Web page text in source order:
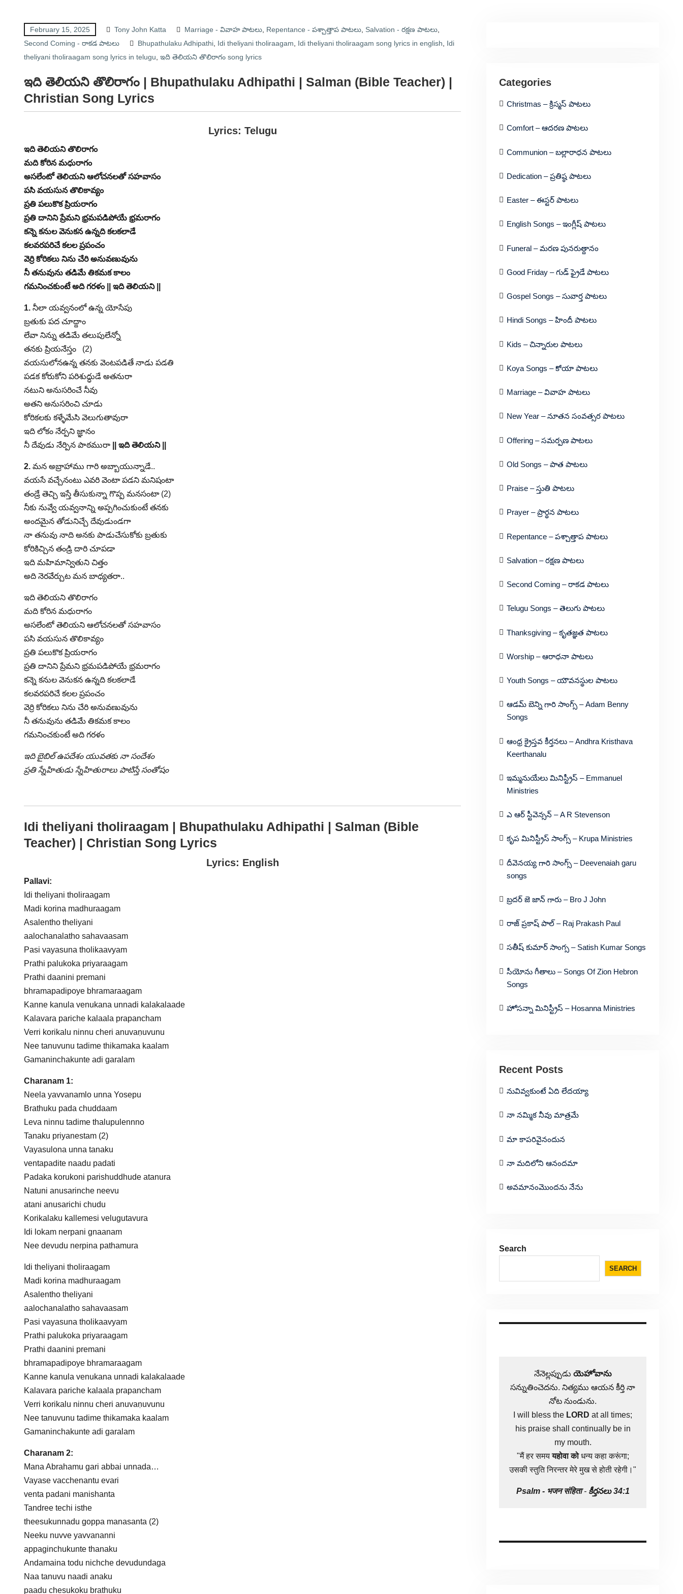
February 15, 2025 Tony John Katta Marriage - వివాహ పాటలు Repentance - పశ్చాత్తాప పాటలు Salvation - రక్షణ పాటలు
Second Coming - రాకడ పాటలు
Bhupathulaku Adhipathi Idi theliyani tholiraagam Idi theliyani tholiraagam song lyrics in english
Idi
theliyani tholiraagam song lyrics in telugu ఇది తెలియని తొలిరాగం song lyrics
ఇది తెలియని తొలిరాగం | Bhupathulaku Adhipathi | Salman (Bible Teacher) |
Christian Song Lyrics
Lyrics: Telugu
ఇది తెలియని తొలిరాగం
మది కోరిన మధురాగం
అసలేంటో తెలియని ఆలోచనలతో సహవాసం
పసి వయసున తొలికావ్యం
ప్రతి పలుకొక ప్రియరాగం
ప్రతి దానిని ప్రేమని భ్రమపడిపోయే భ్రమరాగం
కన్నె కనుల వెనుకన ఉన్నది కలకలాడే
కలవరపరిచే కలల ప్రపంచం
వెర్రి కోరికలు నిను చేరి అనువణువును
నీ తనువును తడిమే తికమక కాలం
గమనించకుంటే అది గరళం || ఇది తెలియని ||
1. నీలా యవ్వనంలో ఉన్న యోసేపు
బ్రతుకు పద చూద్దాం
లేవా నిన్ను తడిమే తలుపులేన్నో
తనకు ప్రియనేస్తం (2)
వయసులోనఉన్న తనకు వెంటపడితే నాడు పడతి
పడక కోరుకోని పరిశుద్ధుడే అతనురా
నటుని అనుసరించే నీవు
అతని అనుసరించి చూడు
కోరికలకు కళ్ళేమేసి వెలుగుతావురా
ఇది లోకం నేర్పని జ్ఞానం
నీ దేవుడు నేర్పిన పాఠమురా
|| ఇది తెలియని ||
2. మన అబ్రాహాము గారి అబ్బాయున్నాడే..
వయసే వచ్చేనంటు ఎవరి వెంటా పడని మనిషంటా
తండ్రే తెచ్చి ఇస్తే తీసుకున్నా గొప్ప మనసంటా (2)
నీకు నువ్వే యవ్వనాన్ని అప్పగించుకుంటే తనకు
అందమైన తోడునిచ్చే దేవుడుండగా
నా తనువు నాది అనకు పాడుచేసుకోకు బ్రతుకు
కోరికిచ్చిన తండ్రి దారి చూపడా
ఇది మహిమాన్వితుని చిత్తం
అది నెరవేర్చుట మన బాధ్యతరా..
ఇది తెలియని తొలిరాగం
మది కోరిన మధురాగం
అసలేంటో తెలియని ఆలోచనలతో సహవాసం
పసి వయసున తొలికావ్యం
ప్రతి పలుకొక ప్రియరాగం
ప్రతి దానిని ప్రేమని భ్రమపడిపోయే భ్రమరాగం
కన్నె కనుల వెనుకన ఉన్నది కలకలాడే
కలవరపరిచే కలల ప్రపంచం
వెర్రి కోరికలు నిను చేరి అనువణువును
నీ తనువును తడిమే తికమక కాలం
గమనించకుంటే అది గరళం
ఇది బైబిల్ ఉపదేశం యువతకు నా సందేశం
ప్రతి స్నేహితుడు స్నేహితురాలు పాటిస్తే సంతోషం
Idi theliyani tholiraagam | Bhupathulaku Adhipathi | Salman (Bible
Teacher) | Christian Song Lyrics
Lyrics: English
Pallavi:
Idi theliyani tholiraagam
Madi korina madhuraagam
Asalentho theliyani
aalochanalatho sahavaasam
Pasi vayasuna tholikaavyam
Prathi palukoka priyaraagam
Prathi daanini premani
bhramapadipoye bhramaraagam
Kanne kanula venukana unnadi kalakalaade
Kalavara pariche kalaala prapancham
Verri korikalu ninnu cheri anuvaṇuvunu
Nee tanuvunu tadime thikamaka kaalam
Gamaninchakunte adi garalam
Charanam 1:
Neela yavvanamlo unna Yosepu
Brathuku pada chuddaam
Leva ninnu tadime thalupulennno
Tanaku priyanestam (2)
Vayasulona unna tanaku
ventapadite naadu padati
Padaka korukoni parishuddhude atanura
Natuni anusarinche neevu
atani anusarichi chudu
Korikalaku kallemesi velugutavura
Idi lokam nerpani gnaanam
Nee devudu nerpina pathamura
Idi theliyani tholiraagam
Madi korina madhuraagam
Asalentho theliyani
aalochanalatho sahavaasam
Pasi vayasuna tholikaavyam
Prathi palukoka priyaraagam
Prathi daanini premani
bhramapadipoye bhramaraagam
Kanne kanula venukana unnadi kalakalaade
Kalavara pariche kalaala prapancham
Verri korikalu ninnu cheri anuvaṇuvunu
Nee tanuvunu tadime thikamaka kaalam
Gamaninchakunte adi garalam
Charanam 2:
Mana Abrahamu gari abbai unnada…
Vayase vacchenantu evari
venta padani manishanta
Tandree techi isthe
theesukunnadu goppa manasanta (2)
Neeku nuvve yavvananni
appaginchukunte thanaku
Andamaina todu nichche devudundaga
Naa tanuvu naadi anaku
paadu chesukoku brathuku
Categories
Christmas – క్రిస్మస్ పాటలు
Comfort – ఆదరణ పాటలు
Communion – బల్లారాధన పాటలు
Dedication – ప్రతిష్ఠ పాటలు
Easter – ఈస్టర్ పాటలు
English Songs – ఇంగ్లీష్ పాటలు
Funeral – మరణ పునరుత్దానం
Good Friday – గుడ్ ఫ్రైడే పాటలు
Gospel Songs – సువార్త పాటలు
Hindi Songs – హిందీ పాటలు
Kids – చిన్నారుల పాటలు
Koya Songs – కోయా పాటలు
Marriage – వివాహ పాటలు
New Year – నూతన సంవత్సర పాటలు
Offering – సమర్పణ పాటలు
Old Songs – పాత పాటలు
Praise – స్తుతి పాటలు
Prayer – ప్రార్థన పాటలు
Repentance – పశ్చాత్తాప పాటలు
Salvation – రక్షణ పాటలు
Second Coming – రాకడ పాటలు
Telugu Songs – తెలుగు పాటలు
Thanksgiving – కృతజ్ఞత పాటలు
Worship – ఆరాధనా పాటలు
Youth Songs – యౌవనస్థుల పాటలు
ఆడమ్ బెన్ని గారి సాంగ్స్ – Adam Benny
Songs
ఆంధ్ర క్రైస్తవ కీర్తనలు – Andhra Kristhava
Keerthanalu
ఇమ్మనుయేలు మినిస్ట్రీస్ – Emmanuel
Ministries
ఎ ఆర్ స్టీవెన్సన్ – A R Stevenson
కృప మినిస్ట్రీస్ సాంగ్స్ – Krupa Ministries
దీవెనయ్య గారి సాంగ్స్ – Deevenaiah garu
songs
బ్రదర్ జె జాన్ గారు – Bro J John
రాజ్ ప్రకాష్ పాల్ – Raj Prakash Paul
సతీష్ కుమార్ సాంగ్స – Satish Kumar Songs
సీయోను గీతాలు – Songs Of Zion Hebron
Songs
హోసన్నా మినిస్ట్రీస్ – Hosanna Ministries
Recent Posts
నువివ్వకుంటే ఏది లేదయ్యా
నా నమ్మిక నీవు మాత్రమే
మా కాపరివైనందున
నా మదిలోని ఆనందమా
అవమానంమొందను నేను
Search
SEARCH
నేనెల్లప్పుడు యెహోవాను
సన్నుతించెదను. నిత్యము ఆయన కీర్తి నా
నోట నుండును.
I will bless the LORD at all times;
his praise shall continually be in
my mouth.
"मैं हर समययहोवा कोधन्य कहा करूंगा;
उसकी स्तुति निरन्तर मेरे मुख से होती रहेगी।"
Psalm - भजन संहिता- కీర్తనలు 34:1